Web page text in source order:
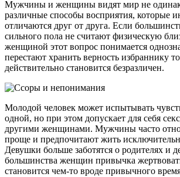
Мужчины и женщины видят мир не
различные способы восприятия, которые
отличаются друг от друга. Если
сильного пола не считают физическую
женщиной этот вопрос понимается
перестают хранить верность избраннику
действительно становится безразличен.
Молодой человек может испытывать
одной, но при этом допускает для себя
другими женщинами. Мужчины часто
проще и предпочитают жить
Девушки больше заботятся о родителях и
большинства женщин привычка
становится чем-то вроде привычного